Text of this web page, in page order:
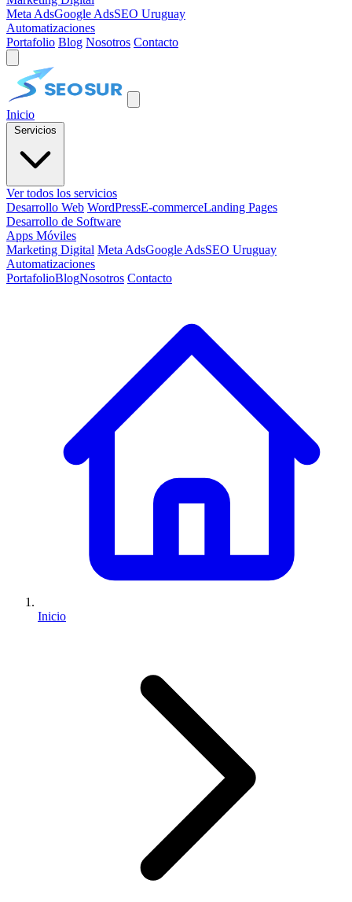
Meta AdsGoogle AdsSEO Uruguay
Automatizaciones
Portafolio Blog Nosotros Contacto
Inicio
Ver todos los servicios
Desarrollo Web WordPressE-commerceLanding Pages
Desarrollo de Software
Apps Móviles
Marketing Digital Meta AdsGoogle AdsSEO Uruguay
Automatizaciones
PortafolioBlogNosotros Contacto
Inicio